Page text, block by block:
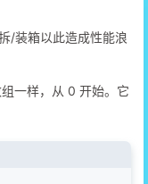
/装箱以此造成性能浪
一样，从 0 开始。它